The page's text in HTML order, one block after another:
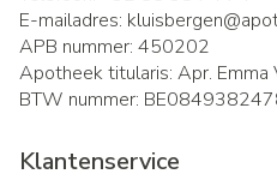
E-mailadres: kluisbergen@
APB nummer: 450202
Apotheek titularis: Apr. Emma
BTW nummer:
Klantenservice